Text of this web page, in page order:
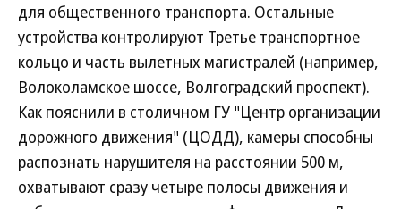
для общественного транспорта. Остальные
устройства контролируют Третье транспортное
кольцо и часть вылетных магистралей (например,
Волоколамское шоссе, Волгоградский проспект).
Как пояснили в столичном ГУ "Центр организации
дорожного движения" (ЦОДД), камеры способны
распознать нарушителя на расстоянии 500 м,
охватывают сразу четыре полосы движения и